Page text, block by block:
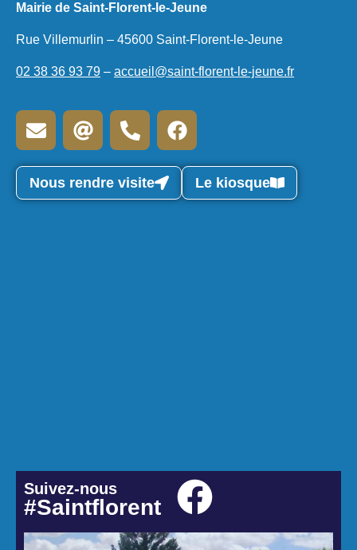
Mairie de Saint-Florent-le-Jeune
Rue Villemurlin – 45600 Saint-Florent-le-Jeune
02 38 36 93 79 – accueil@saint-florent-le-jeune.fr
Nous rendre visite Le kiosque
Suivez-nous
#Saintflorent